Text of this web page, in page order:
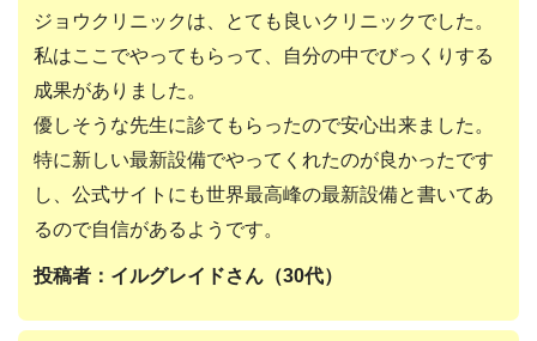
ジョウクリニックは、とても良いクリニックでした。
私はここでやってもらって、自分の中でびっくりする
成果がありました。
優しそうな先生に診てもらったので安心出来ました。
特に新しい最新設備でやってくれたのが良かったです
し、公式サイトにも世界最高峰の最新設備と書いてあ
るので自信があるようです。
投稿者：イルグレイドさん（30代）